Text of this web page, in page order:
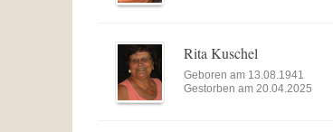
Rita Kuschel
Geboren am 13.08.1941
Gestorben am 20.04.2025